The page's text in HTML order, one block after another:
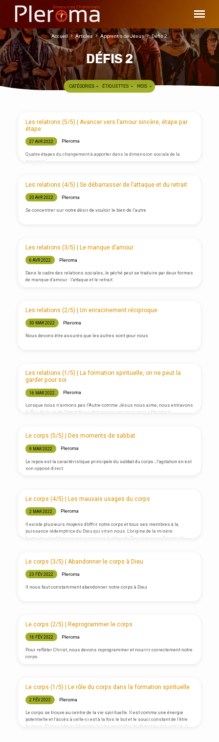
DÉFIS 2
Accueil Articles Apprentis de Jésus Défis 2
CATÉGORIES ÉTIQUETTES MOIS
DÉFIS
Les relations (5/5) | Avancer vers l’amour sincère, étape par
étape
27 AVR 2022 Pleroma
Quatre étapes du changement à apporter dans la dimension sociale de la
personne
Les relations (4/5) | Se débarrasser de l’attaque et du retrait
20 AVR 2022 Pleroma
Se concentrer sur notre désir de vouloir le bien de l’autre
Les relations (3/5) | Le manque d’amour
6 AVR 2022 Pleroma
Dans le cadre des relations sociales, le péché peut se traduire par deux formes
de manque d’amour : l’attaque et le retrait.
Les relations (2/5) | Un enracinement réciproque
30 MAR 2022 Pleroma
Nous devons être assurés que les autres sont pour nous
Les relations (1/5) | La formation spirituelle, on ne peut la
garder pour soi
16 MAR 2022 Pleroma
Lorsque nous n’aimons pas l’Autre comme Jésus nous aime, nous entravons
le flux de la vie de l’éternité qui doit passer par nous pour s’étendre à
Le corps (5/5) | Des moments de sabbat
9 MAR 2022 Pleroma
Le repos est la caractéristique principale du sabbat du corps ; l’agitation en est
son opposé direct.
Le corps (4/5) | Les mauvais usages du corps
2 MAR 2022 Pleroma
Il existe plusieurs moyens d’offrir notre corps et tous ses membres à la
puissance rédemptrice du Dieu qui vit en nous. L’origine de la misère
humaine, c’est lorsque nous prenons la place de Dieu, que nous faisons de
notre première source de gratification et l’instrument majeur de
l’accomplissement de notre volonté. Chez la plupart…
Le corps (3/5) | Abandonner le corps à Dieu
23 FÉV 2022 Pleroma
Il nous faut constamment abandonner notre corps à Dieu
Le corps (2/5) | Reprogrammer le corps
16 FÉV 2022 Pleroma
Pour refléter Christ, nous devons reprogrammer et nourrir correctement notre
corps.
Le corps (1/5) | Le rôle du corps dans la formation spirituelle
2 FÉV 2022 Pleroma
Le corps se trouve au centre de la vie spirituelle. Il est comme une énergie
potentielle et l’accès à celle-ci est à la fois le but et le souci constant de l’être
humain. Et pour libérer l’énergie qui me permettra de démarrer ma voiture, il